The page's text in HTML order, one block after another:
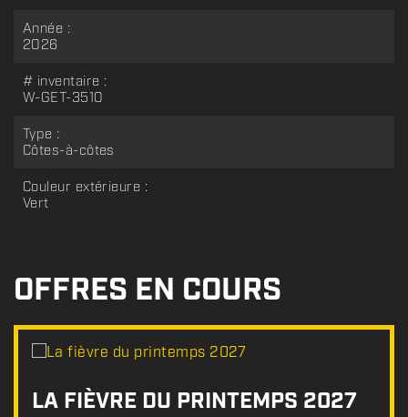
Année :
2026
# inventaire :
W-GET-3510
Type :
Côtes-à-côtes
Couleur extérieure :
Vert
OFFRES EN COURS
LA FIÈVRE DU PRINTEMPS 2027